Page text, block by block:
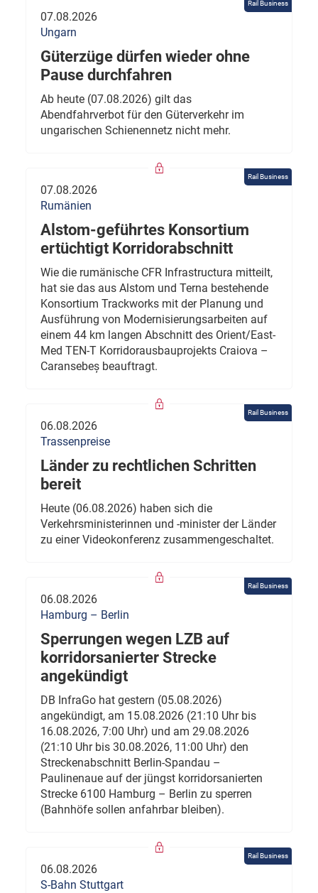
Rail Business
07.08.2026
Ungarn
Güterzüge dürfen wieder ohne
Pause durchfahren
Ab heute (07.08.2026) gilt das
Abendfahrverbot für den Güterverkehr im
ungarischen Schienennetz nicht mehr.
Rail Business
07.08.2026
Rumänien
Alstom-geführtes Konsortium
ertüchtigt Korridorabschnitt
Wie die rumänische CFR Infrastructura mitteilt,
hat sie das aus Alstom und Terna bestehende
Konsortium Trackworks mit der Planung und
Ausführung von Modernisierungsarbeiten auf
einem 44 km langen Abschnitt des Orient/East-
Med TEN-T Korridorausbauprojekts Craiova –
Caransebeș beauftragt.
Rail Business
06.08.2026
Trassenpreise
Länder zu rechtlichen Schritten
bereit
Heute (06.08.2026) haben sich die
Verkehrsministerinnen und -minister der Länder
zu einer Videokonferenz zusammengeschaltet.
Rail Business
06.08.2026
Hamburg – Berlin
Sperrungen wegen LZB auf
korridorsanierter Strecke
angekündigt
DB InfraGo hat gestern (05.08.2026)
angekündigt, am 15.08.2026 (21:10 Uhr bis
16.08.2026, 7:00 Uhr) und am 29.08.2026
(21:10 Uhr bis 30.08.2026, 11:00 Uhr) den
Streckenabschnitt Berlin-Spandau –
Paulinenaue auf der jüngst korridorsanierten
Strecke 6100 Hamburg – Berlin zu sperren
(Bahnhöfe sollen anfahrbar bleiben).
Rail Business
06.08.2026
S-Bahn Stuttgart